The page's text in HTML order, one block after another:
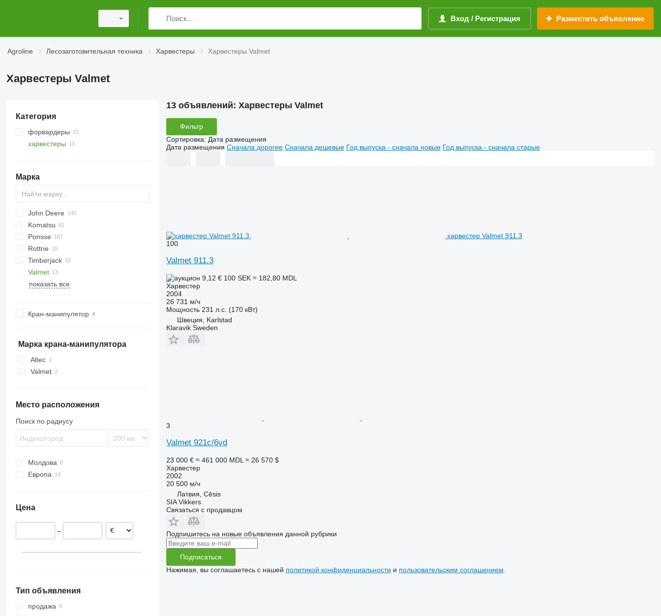
Вход / Регистрация Разместить объявление
Agroline Лесозаготовительная техника Харвестеры Харвестеры Valmet
Харвестеры Valmet
Категория
форвардеры
харвестеры
Марка
560
590
Katana
John Deere
1070 E
1110
1170 E
1170 G
1210
1270
H-series
Komatsu
K-series
8H GT
12H GTE
LB
Ponsse
Bear
Beaver
Elk
Ergo
Rottne
H-series
HR46
Timberjack
870
1070
Valmet
901
показать все
Кран-манипулятор
Марка крана-манипулятора
Altec
Valmet
Место расположения
Поиск по радиусу
Молдова
Европа
Румыния
Латвия
Цена
–
Тип объявления
продажа
13 объявлений: Харвестеры Valmet
Фильтр
Сортировка: Дата размещения
Дата размещения Сначала дорогие Сначала дешевые Год выпуска - сначала новые Год выпуска - сначала старые
харвестер Valmet 911.3
100
Valmet 911.3
9,12 € 100 SEK ≈ 182,80 MDL
Харвестер
2004
26 731 м/ч
Мощность 231 л.с. (170 кВт)
Швеция, Karlstad
Klaravik Sweden
3
Valmet 921c/6vd
23 000 € ≈ 461 000 MDL ≈ 26 570 $
Харвестер
2002
20 500 м/ч
Латвия, Cēsis
SIA Vikkers
Связаться с продавцом
Подпишитесь на новые объявления данной рубрики
Подписаться
Нажимая, вы соглашаетесь с нашей политикой конфиденциальности и пользовательским соглашением